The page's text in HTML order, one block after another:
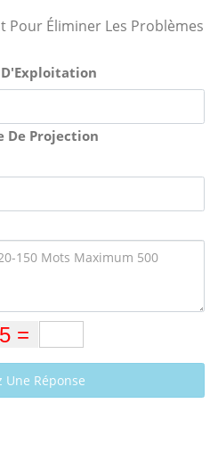
Pour Éliminer Les Problèmes
D'Exploitation
De Projection
Une Réponse